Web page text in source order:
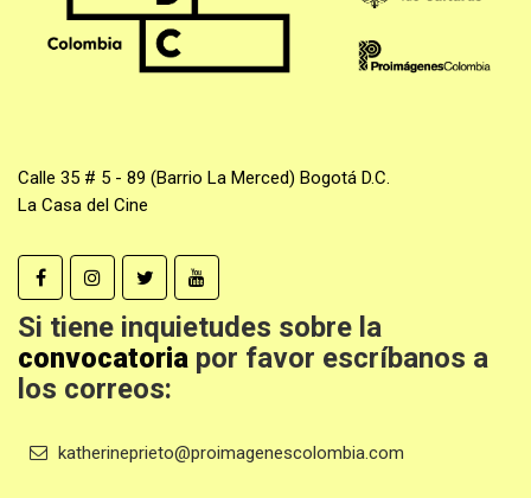
Calle 35 # 5 - 89 (Barrio La Merced) Bogotá D.C.
La Casa del Cine
Si tiene inquietudes sobre la
convocatoria por favor escríbanos a
los correos:
katherineprieto@proimagenescolombia.com